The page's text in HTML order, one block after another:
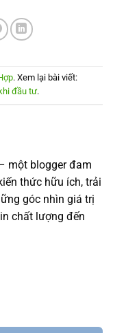
. Xem lại bài viết:
đầu tư.
một blogger đam
thức hữu ích, trải
góc nhìn giá trị
chất lượng đến